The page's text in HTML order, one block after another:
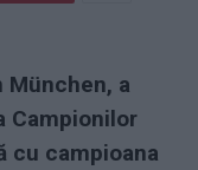
München, a
Campionilor
cu campioana